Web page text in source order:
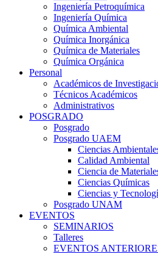
Ingeniería Petroquímica
Ingeniería Química
Química Ambiental
Química Inorgánica
Química de Materiales
Química Orgánica
Personal
Académicos de
Técnicos Académicos
Administrativos
POSGRADO
Posgrado
Posgrado UAEM
Ciencias
Calidad Ambiental
Ciencia de
Ciencias Químicas
Ciencias y
Posgrado UNAM
EVENTOS
SEMINARIOS
Talleres
EVENTOS